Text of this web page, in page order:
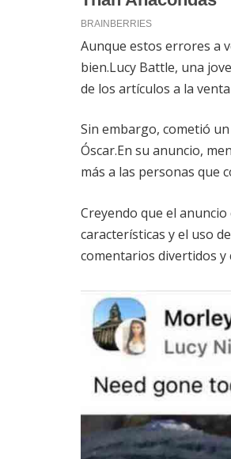
Aunque estos errores a
bien.Lucy Battle, una
de los artículos a la
Sin embargo, cometió
Óscar.En su anuncio,
más a las personas que
Creyendo que el
características y el uso
comentarios divertidos